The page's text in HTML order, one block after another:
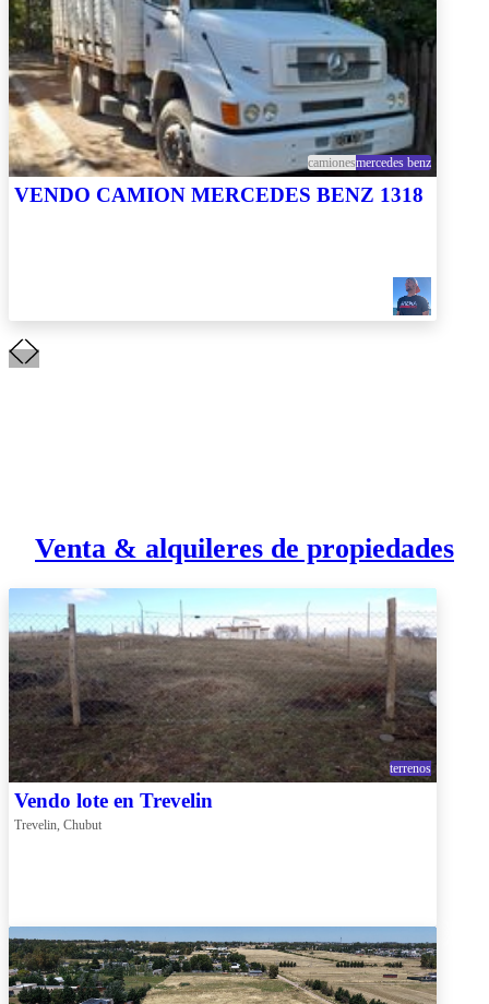
camionesmercedes benz
VENDO CAMION MERCEDES BENZ 1318
Venta & alquileres de propiedades
terrenos
Vendo lote en Trevelin
Trevelin, Chubut